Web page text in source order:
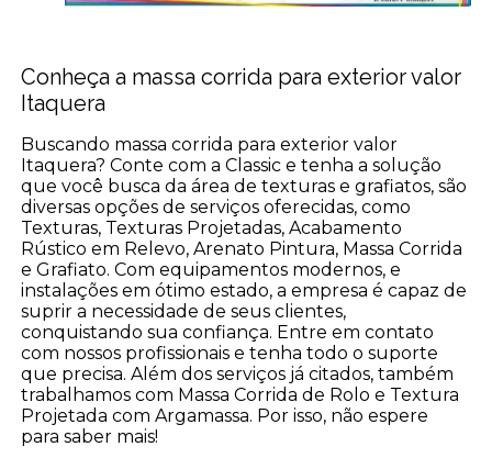
Conheça a massa corrida para exterior valor
Itaquera
Buscando massa corrida para exterior valor
Itaquera? Conte com a Classic e tenha a solução
que você busca da área de texturas e grafiatos, são
diversas opções de serviços oferecidas, como
Texturas, Texturas Projetadas, Acabamento
Rústico em Relevo, Arenato Pintura, Massa Corrida
e Grafiato. Com equipamentos modernos, e
instalações em ótimo estado, a empresa é capaz de
suprir a necessidade de seus clientes,
conquistando sua confiança. Entre em contato
com nossos profissionais e tenha todo o suporte
que precisa. Além dos serviços já citados, também
trabalhamos com Massa Corrida de Rolo e Textura
Projetada com Argamassa. Por isso, não espere
para saber mais!